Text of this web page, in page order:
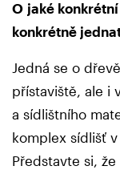
O jaké
konkrétně
Jedná se o
přístaviště, ale i
a sídlištního
komplex sídlišť
Představte si,